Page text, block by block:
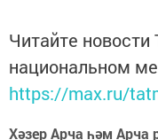
Читайте новости
национальном
https://max.ru/
Хәзер Арча һәм